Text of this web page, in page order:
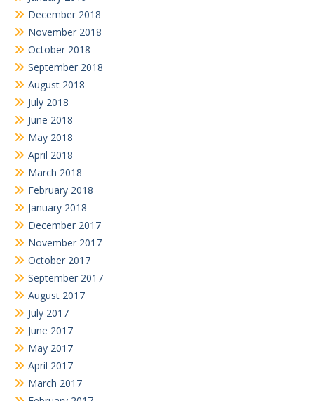
December 2018
November 2018
October 2018
September 2018
August 2018
July 2018
June 2018
May 2018
April 2018
March 2018
February 2018
January 2018
December 2017
November 2017
October 2017
September 2017
August 2017
July 2017
June 2017
May 2017
April 2017
March 2017